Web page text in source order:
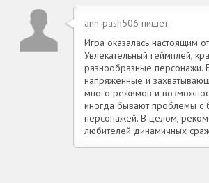
ann-pash506 пишет:
Игра оказалась настоящим
Увлекательный геймплей,
разнообразные персонажи.
напряженные и
много режимов и
иногда бывают проблемы с
персонажей. В целом,
любителей динамичных